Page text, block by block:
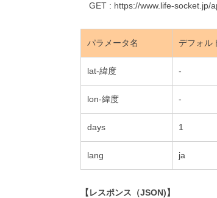
GET : https://www.life-socket.jp/
パラメータ名 デフォル
lat-緯度 -
lon-緯度 -
days 1
lang ja
【レスポンス（JSON)】